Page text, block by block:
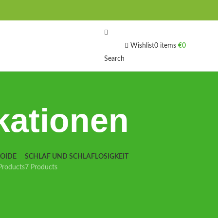
Search
Wishlist0 items €0
SCHLAF UND SCHLAFLOSIGKEIT
7 Products